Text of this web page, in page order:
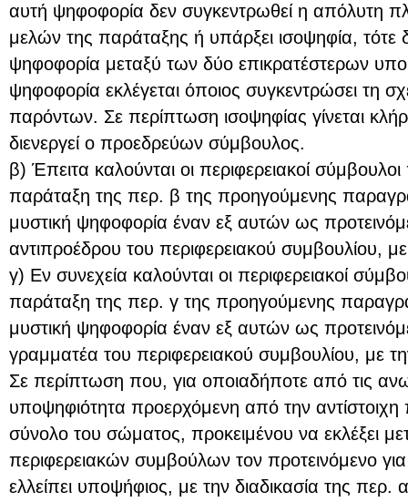
αυτή ψηφοφορία δεν συγκεντρωθεί η απόλυτη
μελών της παράταξης ή υπάρξει ισοψηφία, τότε
ψηφοφορία μεταξύ των δύο επικρατέστερων
ψηφοφορία εκλέγεται όποιος συγκεντρώσει τη
παρόντων. Σε περίπτωση ισοψηφίας γίνεται
διενεργεί ο προεδρεύων σύμβουλος.
β) Έπειτα καλούνται οι περιφερειακοί
παράταξη της περ. β της προηγούμενης
μυστική ψηφοφορία έναν εξ αυτών ως
αντιπροέδρου του περιφερειακού συμβουλίου, με
γ) Εν συνεχεία καλούνται οι περιφερειακοί
παράταξη της περ. γ της προηγούμενης
μυστική ψηφοφορία έναν εξ αυτών ως
γραμματέα του περιφερειακού συμβουλίου, με
Σε περίπτωση που, για οποιαδήποτε από τις
υποψηφιότητα προερχόμενη από την αντίστοιχη
σύνολο του σώματος, προκειμένου να εκλέξει
περιφερειακών συμβούλων τον προτεινόμενο
ελλείπει υποψήφιος, με την διαδικασία της περ.